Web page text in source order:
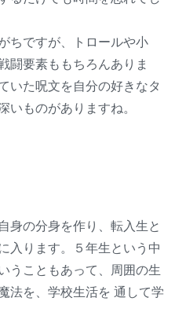
ちですが、トロールや小
闘要素ももちろんありま
いた呪文を自分の好きなタ
いものがありますね。
身の分身を作り、転入生と
入ります。５年生という中
うこともあって、周囲の生
法を、学校生活を 通して学